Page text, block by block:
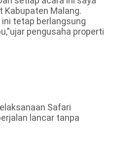
Kabupaten Malang.
tetap berlangsung
pengusaha properti
Safari
lancar tanpa